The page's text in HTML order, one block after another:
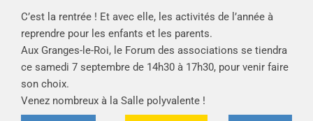
C’est la rentrée ! Et avec elle, les activités de l’année à
reprendre pour les enfants et les parents.
Aux Granges-le-Roi, le Forum des associations se tiendra
ce samedi 7 septembre de 14h30 à 17h30, pour venir faire
son choix.
Venez nombreux à la Salle polyvalente !